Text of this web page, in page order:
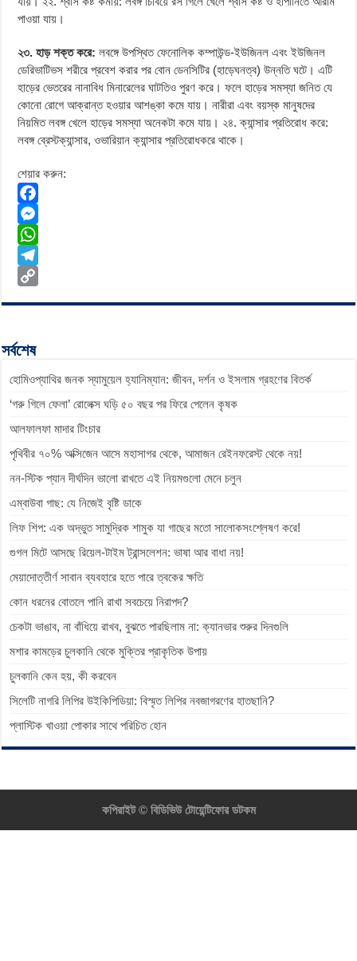
পাওয়া যায়।
২৩. হাড় শক্ত করে: লবঙ্গে উপস্থিত ফেনোলিক কম্পাউন্ড-ইউজিনল এবং ইউজিনল
ডেরিভাটিভস শরীরে প্রবেশ করার পর বোন ডেনসিটির (হাড়েঘনত্ব) উন্নতি ঘটে। এটি
হাড়ের ভেতরের নানাবিধ মিনারেলের ঘাটতিও পুরণ করে। ফলে হাড়ের সমস্যা জনিত যে
কোনো রোগে আক্রান্ত হওয়ার আশঙ্কা কমে যায়। নারীরা এবং বয়স্ক মানুষদের
নিয়মিত লবঙ্গ খেলে হাড়ের সমস্যা অনেকটা কমে যায়। ২৪. ক্যান্সার প্রতিরোধ করে:
লবঙ্গ ব্রেস্টক্যান্সার, ওভারিয়ান ক্যান্সার প্রতিরোধকরে থাকে।
শেয়ার করুন:
F
a
c
e
k
M
e
s
g
e
r
W
h
A
p
p
T
g
r
a
y
L
i
সর্বশেষ
হোমিওপ্যাথির জনক স্যামুয়েল হ্যানিম্যান: জীবন, দর্শন ও ইসলাম গ্রহণের বিতর্ক
‘গরু গিলে ফেলা’ রোলেক্স ঘড়ি ৫০ বছর পর ফিরে পেলেন কৃষক
আলফালফা মাদার টিংচার
পৃথিবীর ৭০% অক্সিজেন আসে মহাসাগর থেকে, আমাজন রেইনফরেস্ট থেকে নয়!
নন-স্টিক প্যান দীর্ঘদিন ভালো রাখতে এই নিয়মগুলো মেনে চলুন
এম্বাউবা গাছ: যে নিজেই বৃষ্টি ডাকে
লিফ শিপ: এক অদ্ভুত সামুদ্রিক শামুক যা গাছের মতো সালোকসংশ্লেষণ করে!
গুগল মিটে আসছে রিয়েল-টাইম ট্রান্সলেশন: ভাষা আর বাধা নয়!
মেয়াদোত্তীর্ণ সাবান ব্যবহারে হতে পারে ত্বকের ক্ষতি
কোন ধরনের বোতলে পানি রাখা সবচেয়ে নিরাপদ?
চেকটা ভাঙাব, না বাঁধিয়ে রাখব, বুঝতে পারছিলাম না: ক্যানভার শুরুর দিনগুলি
মশার কামড়ের চুলকানি থেকে মুক্তির প্রাকৃতিক উপায়
চুলকানি কেন হয়, কী করবেন
সিলেটি নাগরি লিপির উইকিপিডিয়া: বিস্মৃত লিপির নবজাগরণের হাতছানি?
প্লাস্টিক খাওয়া পোকার সাথে পরিচিত হোন
কপিরাইট ©বিডিভিউ টোয়েন্টিফোর ডটকম